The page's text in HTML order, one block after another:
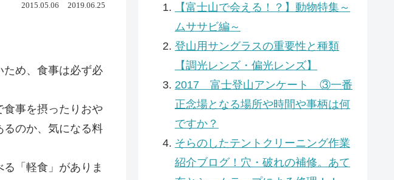
2019.06.25
2015.05.06
め、食事は必ず必
事を摂ったりおや
のか、気になる料
「軽食」がありま
【富士山で会える！？】動物特集～
ムササビ編～
登山用サングラスの重要性と種類
【調光レンズ・偏光レンズ】
2017 富士登山アンケート ③一番
正念場となる場所や時間や事柄は何
ですか？
そらのしたテントクリーニング作業
紹介ブログ！穴・破れの補修。あて